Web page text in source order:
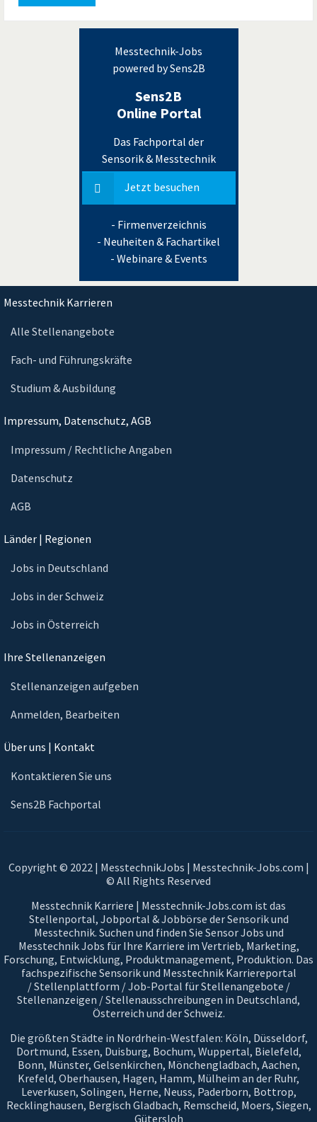
Messtechnik-Jobs
powered by Sens2B
Sens2B
Online Portal
Das Fachportal der
Sensorik & Messtechnik
Jetzt besuchen
- Firmenverzeichnis
- Neuheiten & Fachartikel
- Webinare & Events
Messtechnik Karrieren
Alle Stellenangebote
Fach- und Führungskräfte
Studium & Ausbildung
Impressum, Datenschutz, AGB
Impressum / Rechtliche Angaben
Datenschutz
AGB
Länder | Regionen
Jobs in Deutschland
Jobs in der Schweiz
Jobs in Österreich
Ihre Stellenanzeigen
Stellenanzeigen aufgeben
Anmelden, Bearbeiten
Über uns | Kontakt
Kontaktieren Sie uns
Sens2B Fachportal
Copyright © 2022 | MesstechnikJobs | Messtechnik-Jobs.com |
© All Rights Reserved
Messtechnik Karriere | Messtechnik-Jobs.com ist das
Stellenportal, Jobportal & Jobbörse der Sensorik und
Messtechnik. Suchen und finden Sie Sensor Jobs und
Messtechnik Jobs für Ihre Karriere im Vertrieb, Marketing,
Forschung, Entwicklung, Produktmanagement, Produktion. Das
fachspezifische Sensorik und Messtechnik Karriereportal
/ Stellenplattform / Job-Portal für Stellenangebote /
Stellenanzeigen / Stellenausschreibungen in Deutschland,
Österreich und der Schweiz.
Die größten Städte in Nordrhein-Westfalen: Köln, Düsseldorf,
Dortmund, Essen, Duisburg, Bochum, Wuppertal, Bielefeld,
Bonn, Münster, Gelsenkirchen, Mönchengladbach, Aachen,
Krefeld, Oberhausen, Hagen, Hamm, Mülheim an der Ruhr,
Leverkusen, Solingen, Herne, Neuss, Paderborn, Bottrop,
Recklinghausen, Bergisch Gladbach, Remscheid, Moers, Siegen,
Gütersloh